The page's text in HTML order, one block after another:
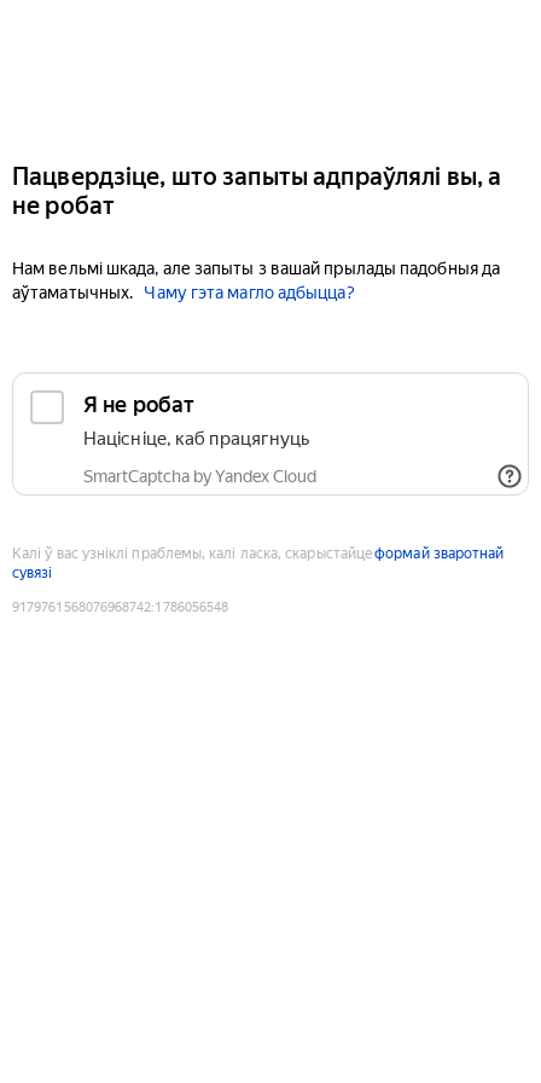
Пацвердзіце, што запыты адпраўлялі вы, а
не робат
Нам вельмі шкада, але запыты з вашай прылады падобныя да
аўтаматычных.
Чаму гэта магло адбыцца?
Я не робат
Націсніце, каб працягнуць
SmartCaptcha by Yandex Cloud
Калі ў вас узніклі праблемы, калі ласка, скарыстайцеформай зваротнай
сувязі
9179761568076968742:1786056548